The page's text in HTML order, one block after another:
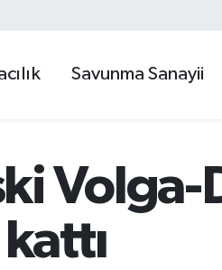
Savunma Sanayii
Volga-